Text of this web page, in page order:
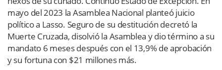
mayo del 2023 la Asamblea Nacional planteó juicio
político a Lasso. Seguro de su destitución decretó la
Muerte Cruzada, disolvió la Asamblea y dio término a su
mandato 6 meses después con el 13,9% de aprobación
y su fortuna con $21 millones más.